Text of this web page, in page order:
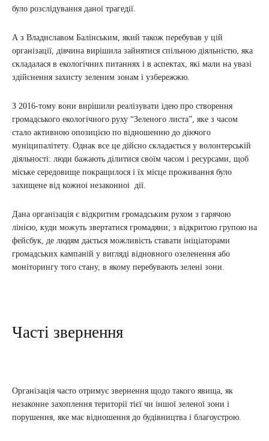
було розслідування даної трагедії.
А з Владиславом Балінським, який також перебував у цій
організації, дівчина вирішила зайнятися спільною діяльністю, яка
складалася в екологічних питаннях і в аспектах, які мали на увазі
здійснення захисту зеленим зонам і узбережжю.
З 2016-тому вони вирішили реалізувати ідею про створення
громадського екологічного руху “Зеленого листа”, яке з часом
стало активною опозицією по відношенню до діючого
муніципалітету. Однак все це дійсно складається у волонтерській
діяльності: люди бажають ділитися своїм часом і ресурсами, щоб
міське середовище покращилося і їх місце проживання було
захищене від кожноі незаконноі дії.
Дана організація є відкритим громадським рухом з гарячою
лінією, куди можуть звертатися громадяни; з відкритою групою на
фейсбук, де людям дається можливість ставати ініціаторами
громадських кампаній у вигляді відновного озеленення або
моніторингу того стану, в якому перебувають зелені зони.
Часті звернення
Організація часто отримує звернення щодо такого явища, як
незаконне захоплення території тієї чи іншої зеленої зони і
порушення, яке має відношення до будівництва і благоустрою.